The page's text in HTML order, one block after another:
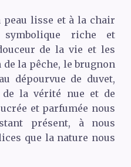
lisse et à la chair
riche et
de la vie et les
la pêche, le brugnon
dépourvue de duvet,
la vérité nue et de
et parfumée nous
présent, à nous
que la nature nous